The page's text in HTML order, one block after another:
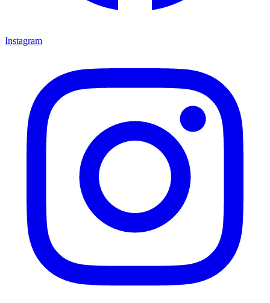
Instagram